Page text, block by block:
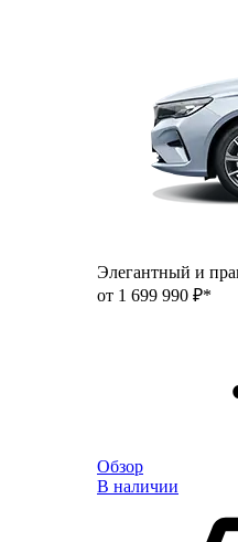
Элегантный и
от 1 699 990 ₽*
Обзор
В наличии